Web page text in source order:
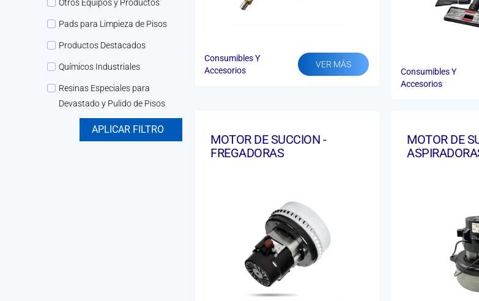
Otros Equipos y Productos
Pads para Limpieza de Pisos
Productos Destacados
Químicos Industriales
Resinas Especiales para
Devastado y Pulido de Pisos
APLICAR FILTRO
Consumibles Y
Accesorios
VER MÁS
Consumibles Y
Accesorios
MOTOR DE SUCCION -
FREGADORAS
MOTOR DE